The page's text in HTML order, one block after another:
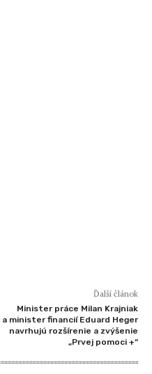
Ďalší článok
Minister práce Milan Krajniak
a minister financií Eduard Heger
navrhujú rozšírenie a zvýšenie
„Prvej pomoci +“